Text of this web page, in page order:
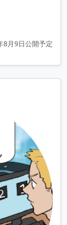
8月9日公開予定